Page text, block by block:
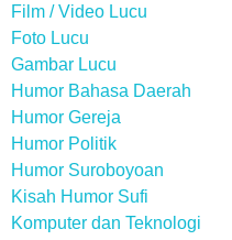
Film / Video Lucu
Foto Lucu
Gambar Lucu
Humor Bahasa Daerah
Humor Gereja
Humor Politik
Humor Suroboyoan
Kisah Humor Sufi
Komputer dan Teknologi